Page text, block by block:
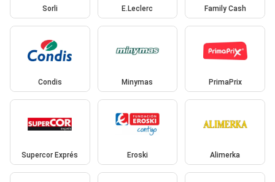
Sorli E.Leclerc Family Cash
Condis Minymas PrimaPrix
Supercor Exprés Eroski Alimerka